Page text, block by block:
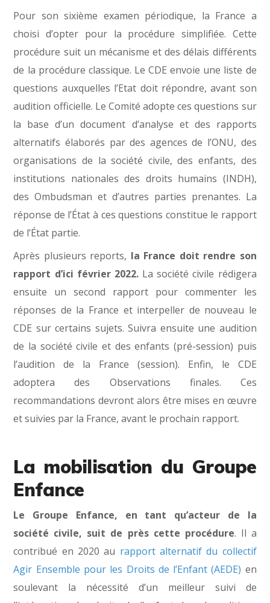
Pour son sixième examen périodique, la France a
choisi d’opter pour la procédure simplifiée. Cette
procédure suit un mécanisme et des délais différents
de la procédure classique. Le CDE envoie une liste de
questions auxquelles l’Etat doit répondre, avant son
audition officielle. Le Comité adopte ces questions sur
la base d’un document d’analyse et des rapports
alternatifs élaborés par des agences de l’ONU, des
organisations de la société civile, des enfants, des
institutions nationales des droits humains (INDH),
des Ombudsman et d’autres parties prenantes. La
réponse de l’État à ces questions constitue le rapport
de l’État partie.
Après plusieurs reports, la France doit rendre son
rapport d’ici février 2022.La société civile rédigera
ensuite un second rapport pour commenter les
réponses de la France et interpeller de nouveau le
CDE sur certains sujets. Suivra ensuite une audition
de la société civile et des enfants (pré-session) puis
l’audition de la France (session). Enfin, le CDE
adoptera des Observations finales. Ces
recommandations devront alors être mises en œuvre
et suivies par la France, avant le prochain rapport.
La mobilisation du Groupe
Enfance
Le Groupe Enfance, en tant qu’acteur de la
société civile, suit de près cette procédure. Il a
contribué en 2020 au rapport alternatif du collectif
Agir Ensemble pour les Droits de l’Enfant (AEDE) en
soulevant la nécessité d’un meilleur suivi de